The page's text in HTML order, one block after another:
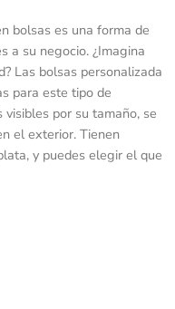
bolsas es una forma de
a su negocio. ¿Imagina
Las bolsas personalizada
para este tipo de
por su tamaño, se
el exterior. Tienen
y puedes elegir el que